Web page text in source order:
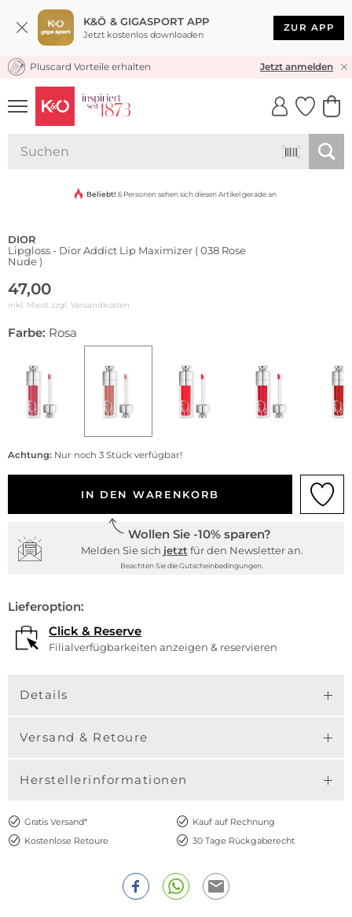
K&Ö & GIGASPORT APP
Jetzt kostenlos downloaden
ZUR APP
KOSTENLOSER VERSAND* & RÜCKVERSAND
Pluscard Vorteile erhalten Jetzt anmelden
UNSERE APP
CLICK &
Beliebt! 6 Personen sehen sich diesen Artikel gerade an
DIOR
Lipgloss - Dior Addict Lip Maximizer ( 038 Rose
Nude )
47,00
inkl. Mwst zzgl. Versandkosten
Farbe: Rosa
Achtung: Nur noch 3 Stück verfügbar!
IN DEN WARENKORB
Wollen Sie -10% sparen?
Melden Sie sich jetzt für den Newsletter an.
Beachten Sie die Gutscheinbedingungen.
Lieferoption:
Click & Reserve
Filialverfügbarkeiten anzeigen & reservieren
Details
Versand & Retoure
Herstellerinformationen
Gratis Versand*
Kauf auf Rechnung
Kostenlose Retoure
30 Tage Rückgaberecht